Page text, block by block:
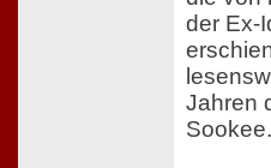
der Ex-
Jahren
Sookee.